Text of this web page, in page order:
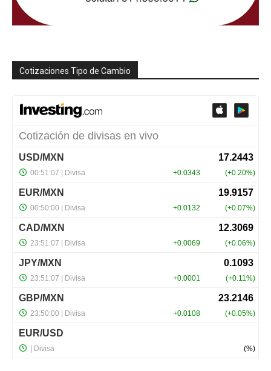
Cotizaciones Tipo de Cambio